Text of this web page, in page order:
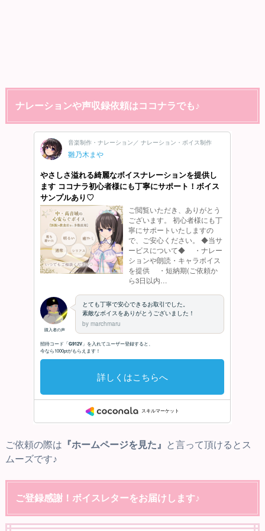
ナレーションや声収録依頼はココナラでも♪
ご依頼の際は 『ホームページを見た』
と言って頂けるとス
ムーズです♪
ご登録感謝！ボイスレターをお届けします♪